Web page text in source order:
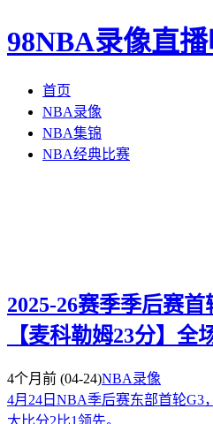
98NBA录像直
首页
NBA录像
NBA集锦
NBA经典比赛
2025-26赛季季后赛
【麦科勒姆23分】全
4个月前 (04-24)NBA录像
4月24日NBA季后赛东部首轮G3
大比分2比1领先。...